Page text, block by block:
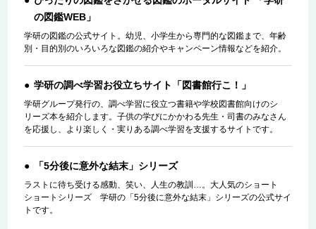
の図鑑WEB」
学研の図鑑の公式サイト。幼児、小学生から専門的な図鑑まで、年齢
別・目的別のいろいろな図鑑の紹介やキャンペーン情報などを紹介。
学研の調べ学習お役立ちサイト「図書館行こ！」
学研グループ発行の、調べ学習に役立つ書籍や学校図書館向けのシ
リーズ本を紹介します。子供の学びにかかわる先生・司書のみなさん
を応援し、より楽しく・実りある調べ学習を支援するサイトです。
「5分後に意外な結末」シリーズ
ラストに待ち受ける感動、笑い、人生の教訓…。大人気のショート
ショートシリーズ 学研の「5分後に意外な結末」シリーズの公式サイ
トです。